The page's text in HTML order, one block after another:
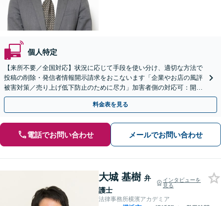
個人特定
【来所不要／全国対応】状況に応じて手段を使い分け、適切な方法で
投稿の削除・発信者情報開示請求をおこないます「企業やお店の風評
被害対策／売り上げ低下防止のために尽力」加害者側の対応可：開示
請求の意見照会が来たときの対処法、被害者との示談交渉
料金表を見る
電話でお問い合わせ メールでお問い合わせ
大城 基樹 弁
護士
インタビューを
見る
法律事務所横濱アカデミア